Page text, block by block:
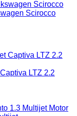
Scirocco
LTZ 2.2
Motor